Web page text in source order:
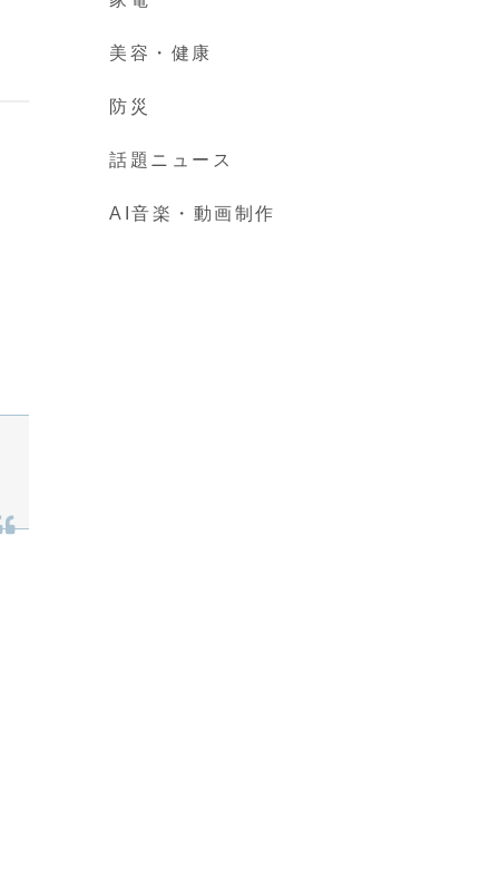
美容・健康
防災
話題ニュース
AI音楽・動画制作